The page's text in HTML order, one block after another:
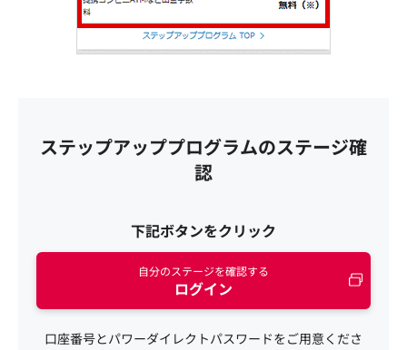
ステップアッププログラムのステージ確
認
下記ボタンをクリック
自分のステージを確認する
ログイン
口座番号とパワーダイレクトパスワードをご用意くださ